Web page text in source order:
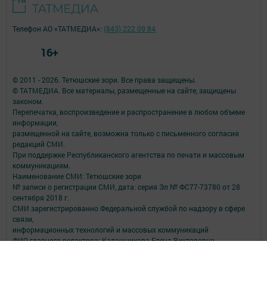
© 2011 - 2026. Тетюшские зори. Все права защищены.
© ТАТМЕДИА. Все материалы, размещенные на сайте, защищены
законом.
Перепечатка, воспроизведение и распространение в любом объеме
информации,
размещенной на сайте, возможна только с письменного согласия
редакций СМИ.
При поддержке Республиканского агентства по печати и массовым
коммуникациям.
Наименование СМИ: Тетюшские зори
№ записи о регистрации СМИ, дата: серия Эл № ФС77-73780 от 28
сентября 2018 г.
СМИ зарегистрированно Федеральной службой по надзору в сфере
связи,
информационных технологий и массовых коммуникаций
ФИО главного редактора: Калашникова Елена Викторовна
Телефон АО «ТАТМЕДИА»: (843) 222 09 84
16+